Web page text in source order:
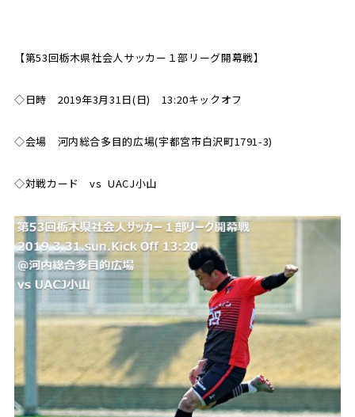
パートナー
GOODS
NEWS CONTACT
【第53回栃木県社会人サッカー１部リーグ開幕戦】
◇日時 2019年3月31日(日) 13:20キックオフ
◇会場 河内総合多目的広場(宇都宮市白沢町1791-3)
◇対戦カード vs UACJ小山